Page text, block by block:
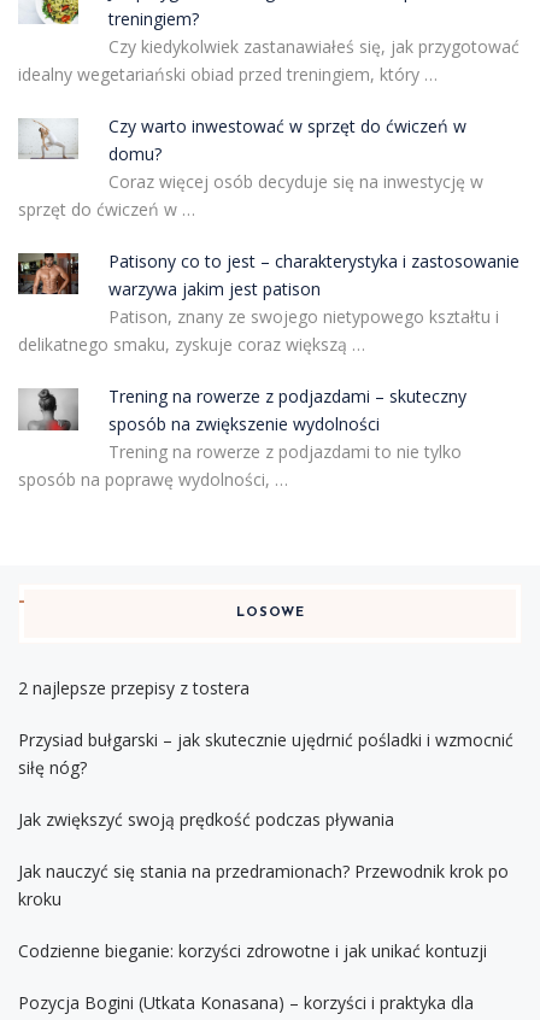
treningiem?
Czy kiedykolwiek zastanawiałeś się, jak przygotować
idealny wegetariański obiad przed treningiem, który …
Czy warto inwestować w sprzęt do ćwiczeń w
domu?
Coraz więcej osób decyduje się na inwestycję w
sprzęt do ćwiczeń w …
Patisony co to jest – charakterystyka i zastosowanie
warzywa jakim jest patison
Patison, znany ze swojego nietypowego kształtu i
delikatnego smaku, zyskuje coraz większą …
Trening na rowerze z podjazdami – skuteczny
sposób na zwiększenie wydolności
Trening na rowerze z podjazdami to nie tylko
sposób na poprawę wydolności, …
LOSOWE
2 najlepsze przepisy z tostera
Przysiad bułgarski – jak skutecznie ujędrnić pośladki i wzmocnić
siłę nóg?
Jak zwiększyć swoją prędkość podczas pływania
Jak nauczyć się stania na przedramionach? Przewodnik krok po
kroku
Codzienne bieganie: korzyści zdrowotne i jak unikać kontuzji
Pozycja Bogini (Utkata Konasana) – korzyści i praktyka dla